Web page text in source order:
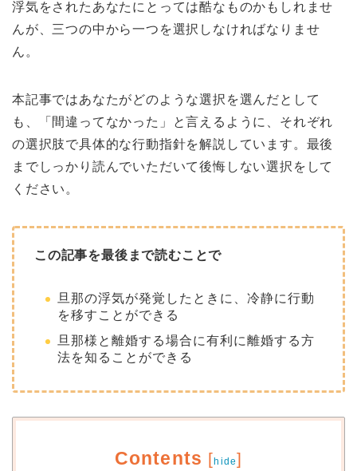
浮気をされたあなたにとっては酷なものかもしれませ
んが、三つの中から一つを選択しなければなりませ
ん。
本記事ではあなたがどのような選択を選んだとして
も、「間違ってなかった」と言えるように、それぞれ
の選択肢で具体的な行動指針を解説しています。最後
までしっかり読んでいただいて後悔しない選択をして
ください。
この記事を最後まで読むことで
旦那の浮気が発覚したときに、冷静に行動
を移すことができる
旦那様と離婚する場合に有利に離婚する方
法を知ることができる
Contents [hide]